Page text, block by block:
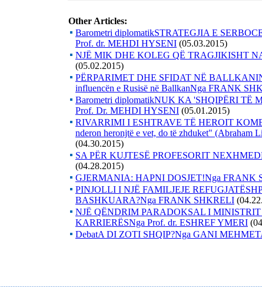
Other Articles:
Barometri diplomatikSTRATEGJIA E
Prof. dr. MEHDI HYSENI (05.03.2015)
NJË MIK DHE KOLEG QË TRAGJIKISHT
(05.02.2015)
PËRPARIMET DHE SFIDAT NË
influencën e Rusisë në BallkanNga FRANK
Barometri diplomatikNUK KA 'SHQIPËRI TË
Prof. Dr. MEHDI HYSENI (05.01.2015)
RIVARRIMI I ESHTRAVE TË HEROIT
nderon heronjtë e vet, do të zhduket"
(04.30.2015)
SA PËR KUJTESË PROFESORIT
(04.28.2015)
GJERMANIA: HAPNI DOSJET!Nga FRANK
PINJOLLI I NJË FAMILJEJE
BASHKUARA?Nga FRANK SHKRELI
NJË QËNDRIM PARADOKSAL I
KARRIERËSNga Prof. dr. ESHREF YMERI
DebatA DI ZOTI SHQIP?Nga GANI